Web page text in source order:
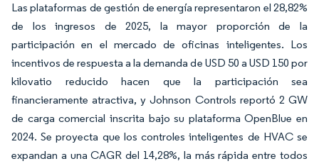
Las plataformas de gestión de energía representaron el 28,82%
de los ingresos de 2025, la mayor proporción de la
participación en el mercado de oficinas inteligentes. Los
incentivos de respuesta a la demanda de USD 50 a USD 150 por
kilovatio reducido hacen que la participación sea
financieramente atractiva, y Johnson Controls reportó 2 GW
de carga comercial inscrita bajo su plataforma OpenBlue en
2024. Se proyecta que los controles inteligentes de HVAC se
expandan a una CAGR del 14,28%, la más rápida entre todos